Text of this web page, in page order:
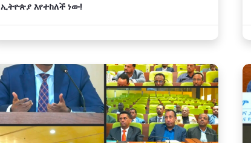
ኢትዮጵያ እየተከለች ነው!